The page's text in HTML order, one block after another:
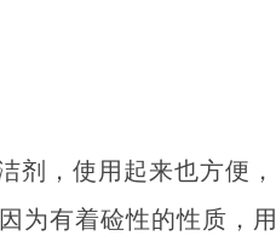
剂，使用起来也方便
为有着硷性的性质，